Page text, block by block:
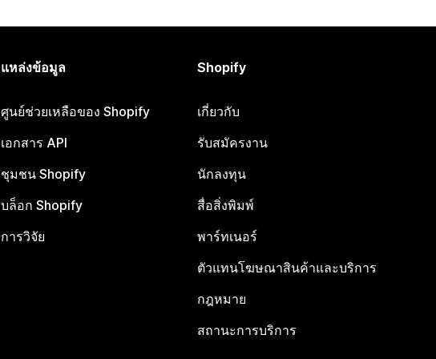
แหล่งข้อมูล
ศูนย์ช่วยเหลือของ Shopify
เอกสาร API
ชุมชน Shopify
บล็อก Shopify
การวิจัย
Shopify
เกี่ยวกับ
รับสมัครงาน
นักลงทุน
สื่อสิ่งพิมพ์
พาร์ทเนอร์
ตัวแทนโฆษณาสินค้าและบริการ
กฎหมาย
สถานะการบริการ